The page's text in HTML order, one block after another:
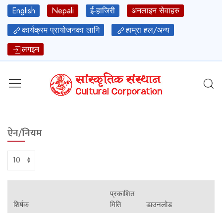
English Nepali ई-हाजिरी
अनलाइन सेवाहरु
कार्यक्रम प्रायोजनका लागि
हाम्रा हल/अन्य
लगइन
ऐन/नियम
शिर्षक
प्रकाशित
मिति
डाउनलोड